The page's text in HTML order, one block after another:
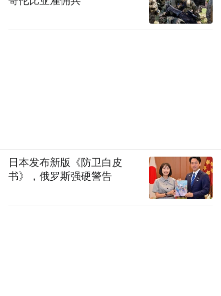
日本发布新版《防卫白皮
书》，俄罗斯强硬警告